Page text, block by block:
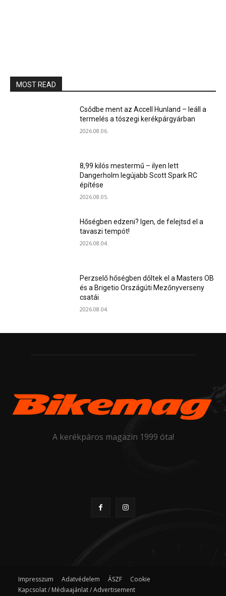
MOST READ
Csődbe ment az Accell Hunland – leáll a
termelés a tószegi kerékpárgyárban
2026.08.06.
8,99 kilós mestermű – ilyen lett
Dangerholm legújabb Scott Spark RC
építése
2026.08.05.
Hőségben edzeni? Igen, de felejtsd el a
tavaszi tempót!
2026.08.04.
Perzselő hőségben dőltek el a Masters OB
és a Brigetio Országúti Mezőnyverseny
csatái
2026.08.04.
A kerékpáros magazin 1999 óta!
Impresszum Adatvédelem ÁSZF
Cookie
Kapcsolat / Médiaajánlat / Advertisement